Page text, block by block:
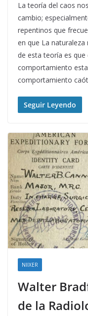
La teoría del caos
cambio;
repentinos que
en que La
de esta teoría es
comportamiento
comportamiento
Seguir Leyendo
NIIXER
Walter
de la